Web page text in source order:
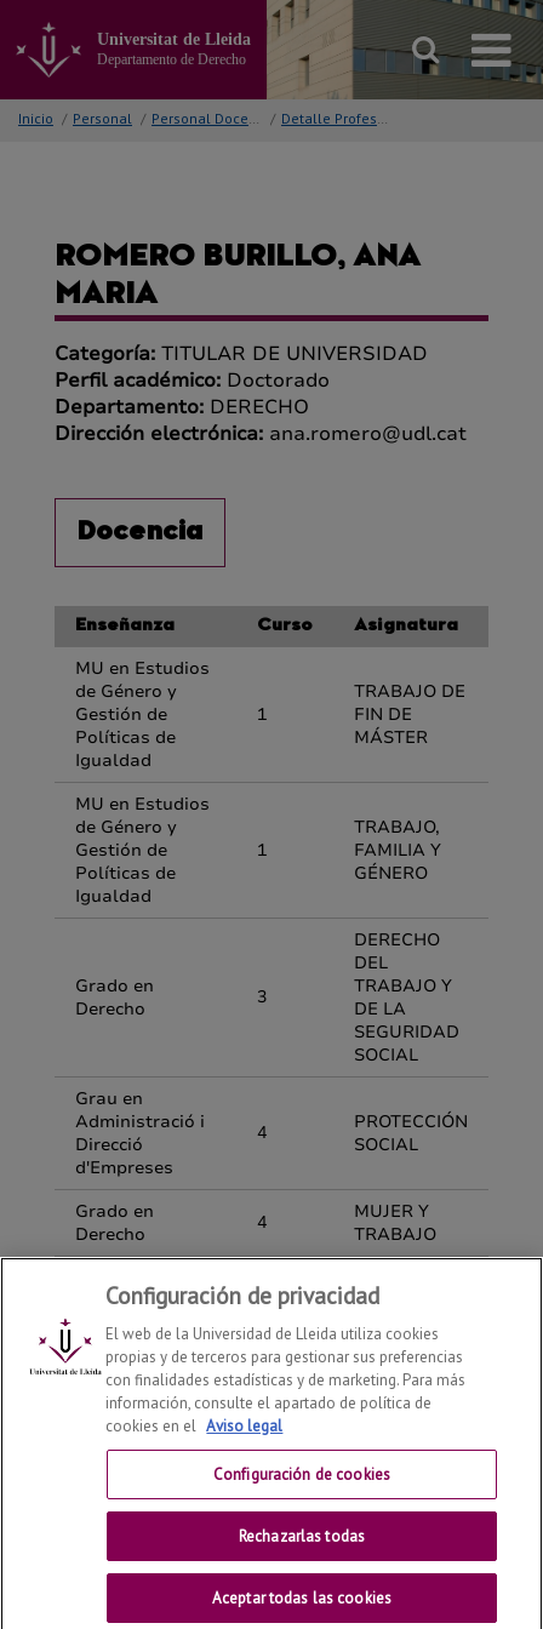
contenido
principal
Universitat de Lleida
Departamento de Derecho
Inicio / Personal / Personal Docente / Detalle Profesor/a
Departamento de Derecho2026
Contactar
Universitat de Lleida
Configuración de privacidad
El web de la Universidad de Lleida utiliza cookies
propias y de terceros para gestionar sus preferencias
con finalidades estadísticas y de marketing. Para más
información, consulte el apartado de política de
cookies en el Aviso legal
Configuración de cookies
Rechazarlas todas
Aceptar todas las cookies